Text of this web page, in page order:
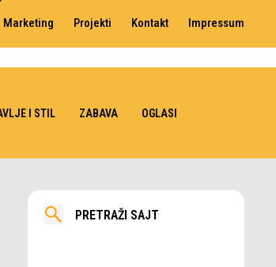
Marketing Projekti Kontakt Impressum
I STIL ZABAVA OGLASI
PRETRAŽI SAJT